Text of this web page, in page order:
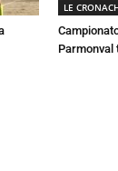
LE
Parmonval